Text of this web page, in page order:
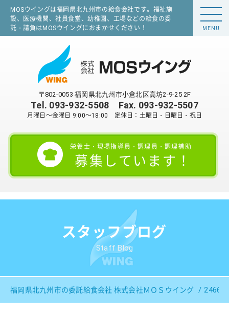
MOSウイングは福岡県北九州市の給食会社です。福祉施
設、医療機関、社員食堂、幼稚園、工場などの給食の委
託・請負はMOSウイングにおまかせください！
〒802-0053 福岡県北九州市小倉北区高坊2-9-25 2F
Tel. 093-932-5508 Fax. 093-932-5507
月曜日～金曜日 9:00～18:00 定休日：土曜日・日曜日・祝日
栄養士・現場指導員・調理員・調理補助
募集しています！
MENU
スタッフブログ
Staff Blog
福岡県北九州市の委託給食会社 株式会社ＭＯＳウイング